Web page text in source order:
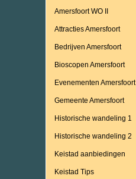
Amersfoort WO II
Attracties Amersfoort
Bedrijven Amersfoort
Bioscopen Amersfoort
Evenementen Amersfoort
Gemeente Amersfoort
Historische wandeling 1
Historische wandeling 2
Keistad aanbiedingen
Keistad Tips